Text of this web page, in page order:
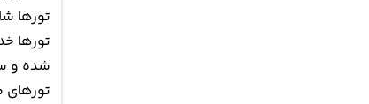
تورها
تورها
شده و